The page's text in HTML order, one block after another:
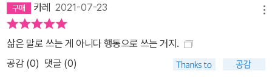
카레 2021-07-23
삶은 말로 쓰는 게 아니다 행동으로 쓰는 거지.
공감 (0) 댓글 (0)